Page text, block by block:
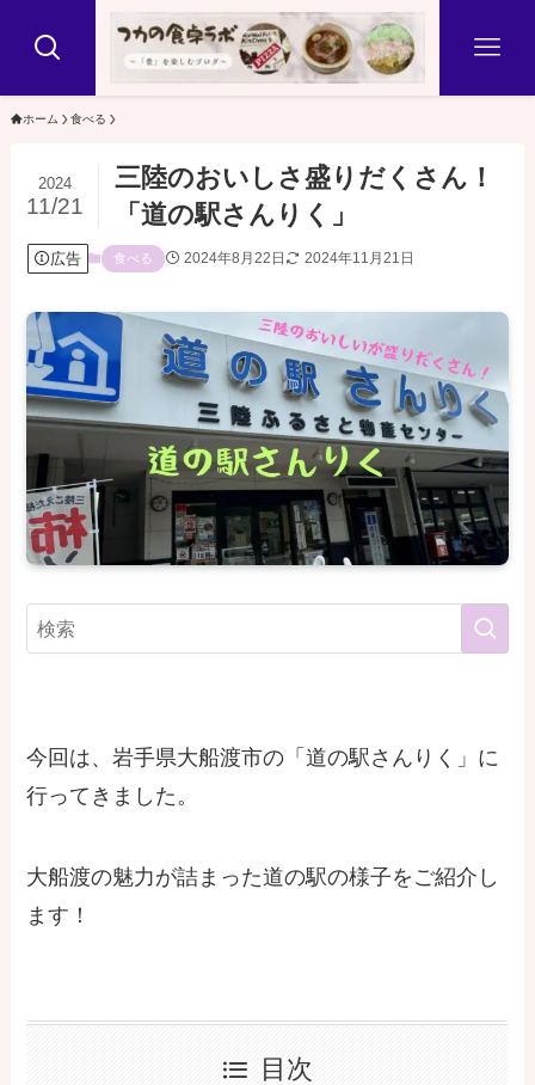
ホーム 食べる
三陸のおいしさ盛りだくさん！
「道の駅さんりく」
2024
11/21
広告 食べる 2024年8月22日 2024年11月21日
今回は、岩手県大船渡市の「道の駅さんりく」に
行ってきました。
大船渡の魅力が詰まった道の駅の様子をご紹介し
ます！
目次